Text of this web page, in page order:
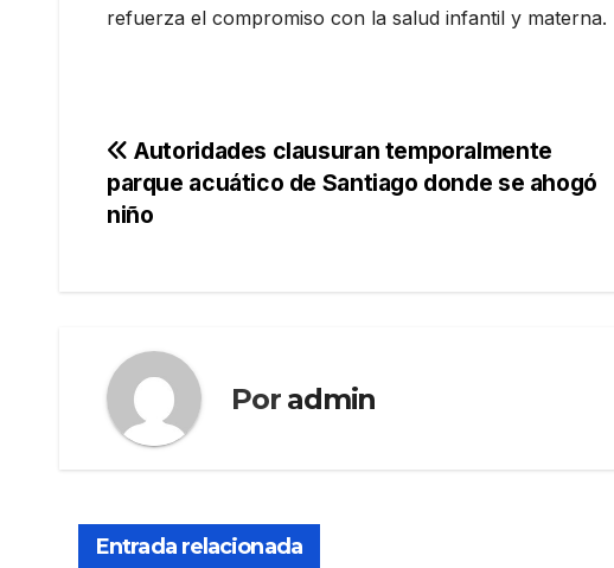
refuerza el compromiso con la salud infantil y materna.
Navegación
de
Autoridades clausuran temporalmente
parque acuático de Santiago donde se ahogó
niño
Por admin
Entrada relacionada